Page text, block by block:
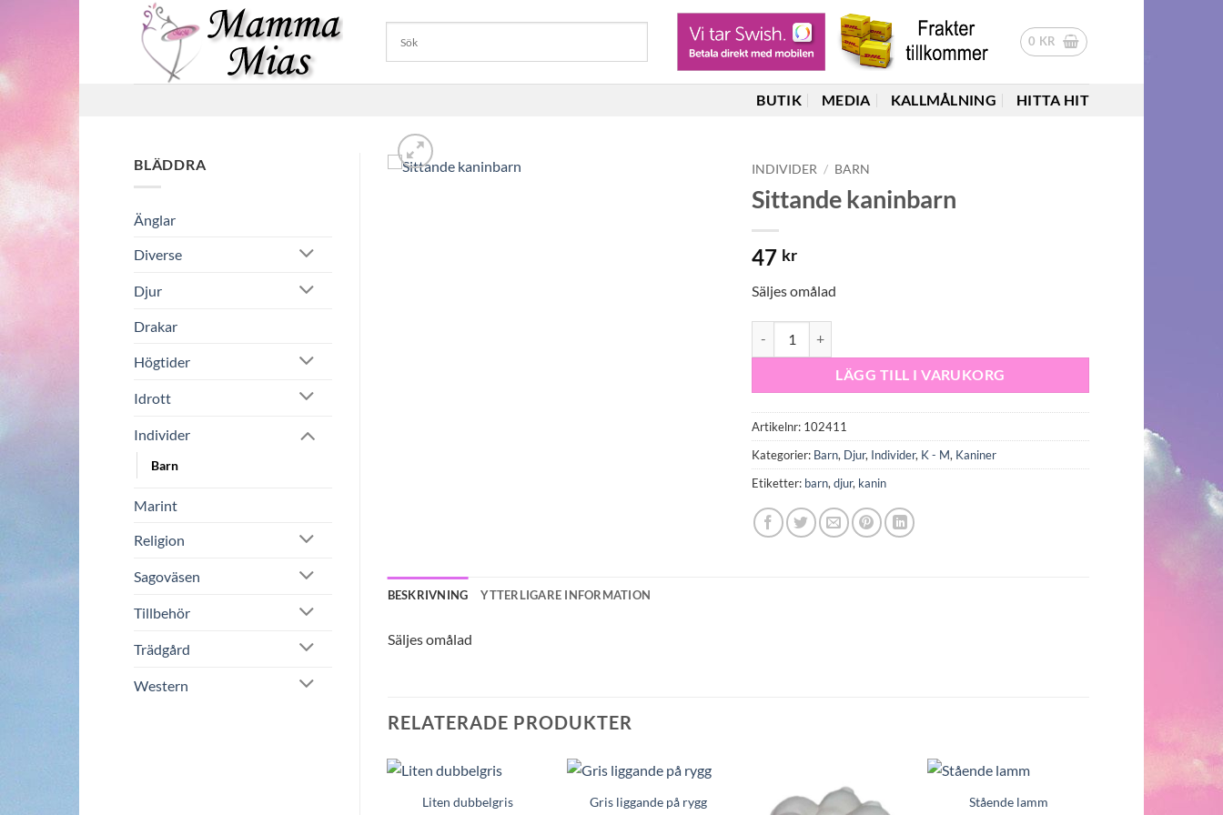
0 KR
BUTIK MEDIA KALLMÅLNING HITTA HIT
BLÄDDRA
Änglar
Diverse
Djur
Drakar
Högtider
Idrott
Individer
Barn
Marint
Religion
Sagoväsen
Tillbehör
Trädgård
Western
INDIVIDER / BARN
Sittande kaninbarn
47 kr
Säljes omålad
LÄGG TILL I VARUKORG
Artikelnr: 102411
Kategorier: Barn, Djur, Individer, K - M, Kaniner
Etiketter: barn,djur, kanin
BESKRIVNING YTTERLIGARE INFORMATION
Säljes omålad
RELATERADE PRODUKTER
Liten dubbelgris
Gris liggande på rygg
Stående lamm